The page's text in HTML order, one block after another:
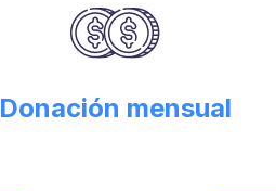
Donación mensual